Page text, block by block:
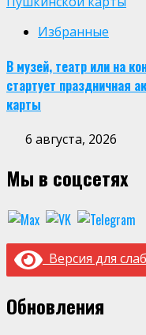
Избранные
В музей, театр или на
стартует праздничная
карты
6 августа, 2026
Мы в соцсетях
Версия для
Обновления